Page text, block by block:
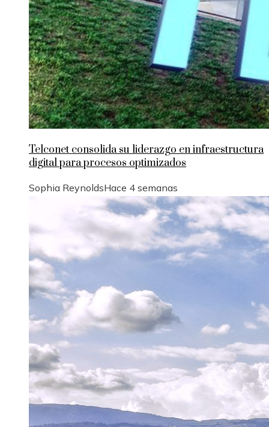
Telconet consolida su liderazgo en infraestructura
digital para procesos optimizados
Sophia ReynoldsHace 4 semanas